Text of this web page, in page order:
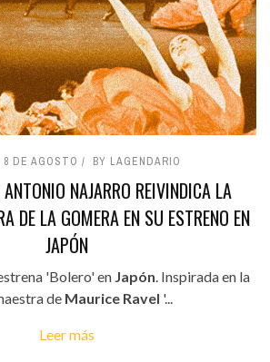
8 DE AGOSTO BY LAGENDARIO
ANTONIO NAJARRO REIVINDICA LA
DE LA GOMERA EN SU ESTRENO EN
JAPÓN
'Bolero' en Japón. Inspirada en la
de Maurice Ravel '...
Leer más